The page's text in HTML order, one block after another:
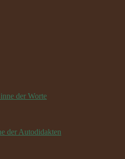
der Worte
der Autodidakten